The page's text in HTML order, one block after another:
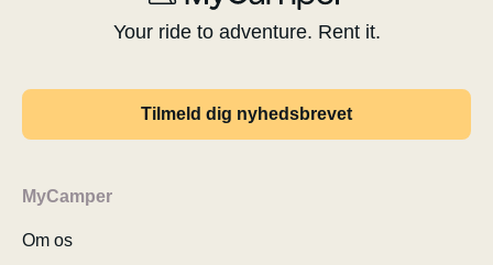
Your ride to adventure. Rent it.
Tilmeld dig nyhedsbrevet
MyCamper
Om os